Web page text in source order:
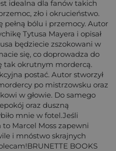
idealna dla fanów takich
zło i okrucieństwo.
pełną bólu i przemocy. Autor
Tytusa Mayera i opisał
będziecie zszokowani w
się, co doprowadza do
tak okrutnym mordercą.
postać. Autor stworzył
po mistrzowsku oraz
w głowie. Do samego
oraz duszną
mnie w fotel.Jeśli
Marcel Moss zapewni
i mnóstwo skrajnych
BOOKS